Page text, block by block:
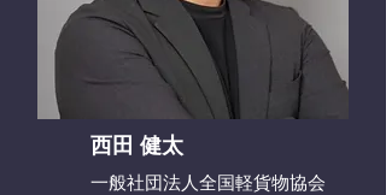
西田 健太
一般社団法人全国軽貨物協会